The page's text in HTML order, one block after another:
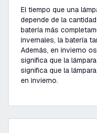
El tiempo que una
depende de la
batería más
invernales, la batería
Además, en invierno
significa que la
significa que la
en invierno.